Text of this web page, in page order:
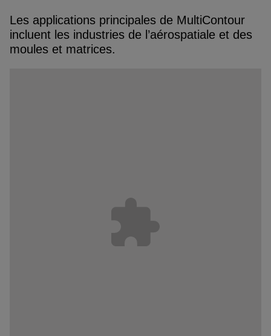
Les applications principales de MultiContour
incluent les industries de l’aérospatiale et des
moules et matrices.